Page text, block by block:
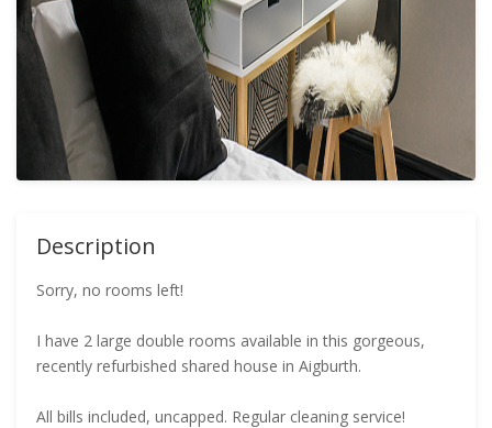
Description
Sorry, no rooms left!
I have 2 large double rooms available in this gorgeous,
recently refurbished shared house in Aigburth.
All bills included, uncapped. Regular cleaning service!